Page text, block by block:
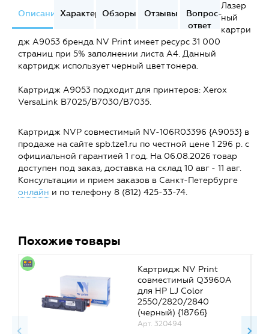
ОписаниеХарактеристики
Обзоры Отзывы
Вопрос-
ответ
Лазер
ный
картри
дж A9053 бренда NV Print имеет ресурс 31 000
страниц при 5% заполнении листа А4. Данный
картридж использует черный цвет тонера.
Картридж A9053 подходит для принтеров: Xerox
VersaLink B7025/B7030/B7035.
Картридж NVP совместимый NV-106R03396 {A9053} в
продаже на сайте spb.tze1.ru по честной цене 1 296 р. с
официальной гарантией 1 год. На 06.08.2026 товар
доступен под заказ, доставка на склад 10 авг - 11 авг.
Консультации и прием заказов в Санкт-Петербурге
онлайн и по телефону 8 (812) 425-33-74.
Похожие товары
Картридж NV Print
совместимый Q3960A
для HP LJ Color
2550/2820/2840
(черный) {18766}
Арт. 320494